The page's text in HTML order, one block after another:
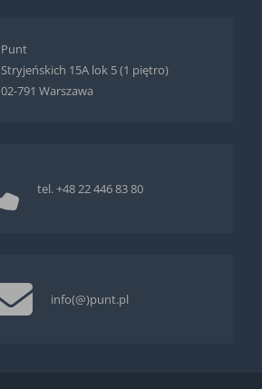
Punt
Stryjeńskich 15A lok 5 (1 piętro)
02-791 Warszawa
tel. +48 22 446 83 80
info(@)punt.pl